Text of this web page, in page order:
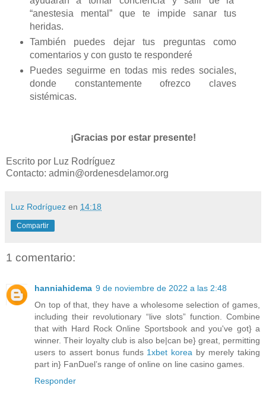
“anestesia mental” que te impide sanar tus
heridas.
También puedes dejar tus preguntas como
comentarios y con gusto te responderé
Puedes seguirme en todas mis redes sociales,
donde constantemente ofrezco claves
sistémicas.
¡Gracias por estar presente!
Escrito por Luz Rodríguez
Contacto: admin@ordenesdelamor.org
Luz Rodríguez en 14:18
Compartir
1 comentario:
hanniahidema 9 de noviembre de 2022 a las 2:48
On top of that, they have a wholesome selection of games,
including their revolutionary “live slots” function. Combine
that with Hard Rock Online Sportsbook and you've got} a
winner. Their loyalty club is also be|can be} great, permitting
users to assert bonus funds 1xbet korea by merely taking
part in} FanDuel’s range of online on line casino games.
Responder